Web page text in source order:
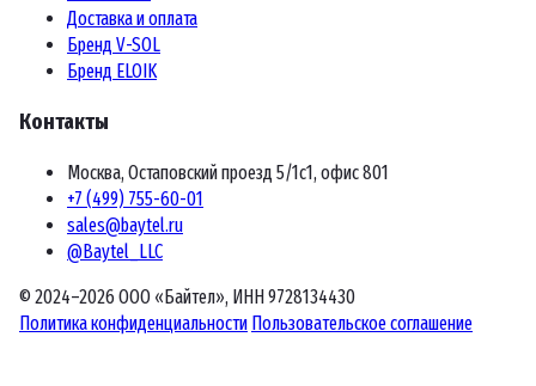
Доставка и оплата
Бренд V-SOL
Бренд ELOIK
Контакты
Москва, Остаповский проезд 5/1с1, офис 801
+7 (499) 755-60-01
sales@baytel.ru
@Baytel_LLC
© 2024–2026 ООО «Байтел», ИНН 9728134430
Политика конфиденциальности Пользовательское соглашение